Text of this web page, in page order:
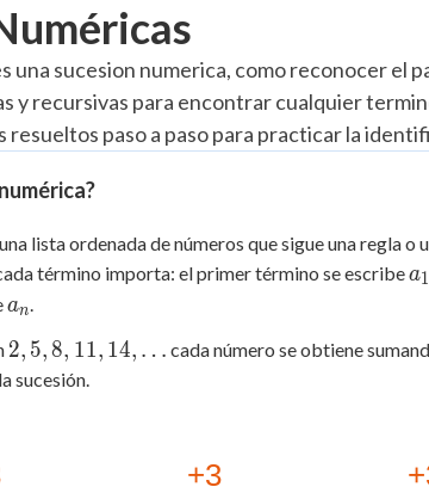
20%
0/4
una sucesion numerica, como reconocer el
y recursivas para encontrar cualquier
paso a paso para practicar la
lista ordenada de números que sigue una regla
término importa: el primer término se escribea1
a_n
an.
2, 5,
8, 11,
2, 5, 8, 11, 14, … cada número se obtiene
sucesión.
+3